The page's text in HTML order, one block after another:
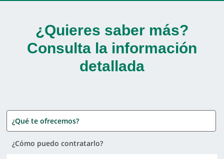
¿Quieres saber más?
Consulta la información
detallada
¿Qué te ofrecemos?
¿Cómo puedo contratarlo?